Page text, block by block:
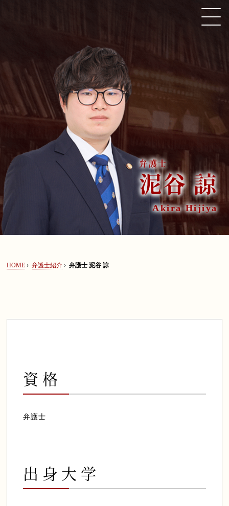
千葉法律事務所所属 弁護士 泥谷 諒
HOME
取扱い分野
弁護士紹介
著書・論文・監修協力 泥谷 諒
Akira Hijiya
HOME › 弁護士紹介 › 弁護士 泥谷 諒
資格
弁護士
出身大学